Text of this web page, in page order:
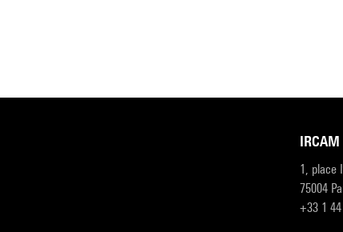
IRCAM
1, place
75004
+33 1